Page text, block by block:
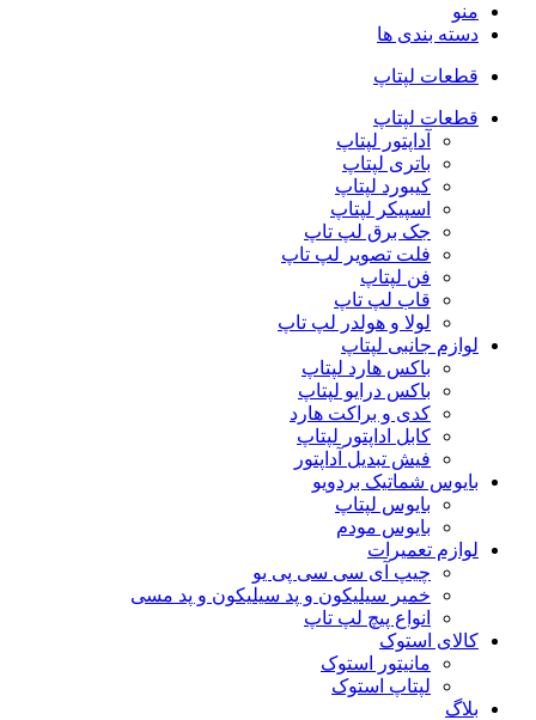
منو
دسته بندی ها
قطعات لپتاپ
قطعات لپتاپ
آداپتور لپتاپ
باتری لپتاپ
کیبورد لپتاپ
اسپیکر لپتاپ
جک برق لپ تاپ
فلت تصویر لپ تاپ
فن لپتاپ
قاب لپ تاپ
لولا و هولدر لپ تاپ
لوازم جانبی لپتاپ
باکس هارد لپتاپ
باکس درایو لپتاپ
کدی و براکت هارد
کابل اداپتور لپتاپ
فیش تبدیل آداپتور
بایوس شماتیک بردویو
بایوس لپتاپ
بایوس مودم
لوازم تعمیرات
چیپ آی سی سی پی یو
خمیر سیلیکون و پد سیلیکون و پد مسی
انواع پیچ لپ تاپ
کالای استوک
مانیتور استوک
لپتاپ استوک
بلاگ